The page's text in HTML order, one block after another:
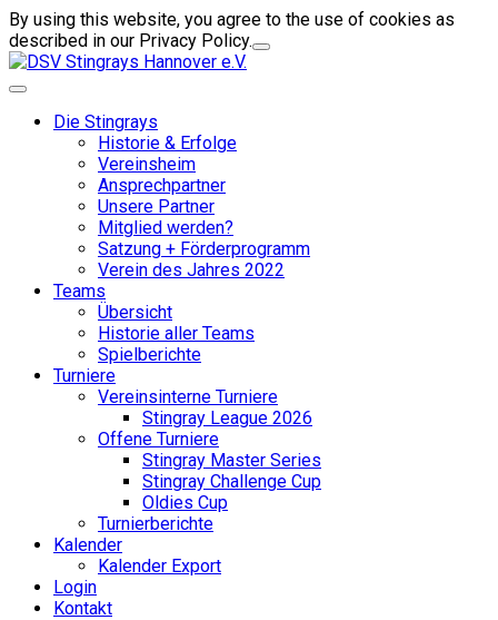
By using this website, you agree to the use of cookies as
described in our Privacy Policy.
Die Stingrays
Historie & Erfolge
Vereinsheim
Ansprechpartner
Unsere Partner
Mitglied werden?
Satzung + Förderprogramm
Verein des Jahres 2022
Teams
Übersicht
Historie aller Teams
Spielberichte
Turniere
Vereinsinterne Turniere
Stingray League 2026
Offene Turniere
Stingray Master Series
Stingray Challenge Cup
Oldies Cup
Turnierberichte
Kalender
Kalender Export
Login
Kontakt